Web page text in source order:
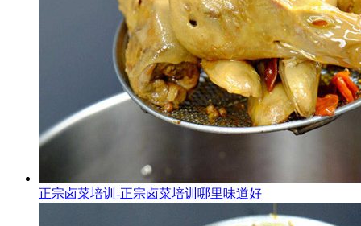
正宗卤菜培训-正宗卤菜培训哪里味道好